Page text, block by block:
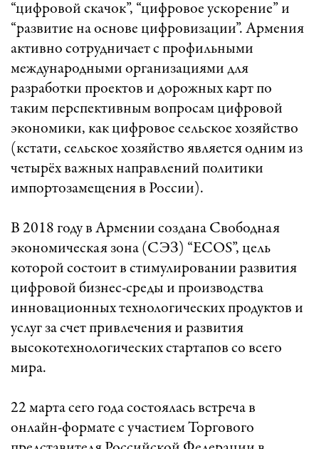
“цифровой скачок”, “цифровое ускорение” и
“развитие на основе цифровизации”. Армения
активно сотрудничает с профильными
международными организациями для
разработки проектов и дорожных карт по
таким перспективным вопросам цифровой
экономики, как цифровое сельское хозяйство
(кстати, сельское хозяйство является одним из
четырёх важных направлений политики
импортозамещения в России).
В 2018 году в Армении создана Свободная
экономическая зона (СЭЗ) “ECOS”, цель
которой состоит в стимулировании развития
цифровой бизнес-среды и производства
инновационных технологических продуктов и
услуг за счет привлечения и развития
высокотехнологических стартапов со всего
мира.
22 марта сего года состоялась встреча в
онлайн-формате с участием Торгового